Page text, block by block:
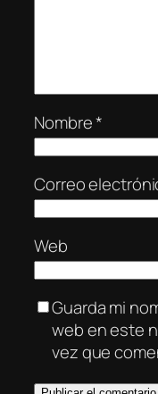
Nombre*
Correo
Web
Guarda mi
web en este
vez que